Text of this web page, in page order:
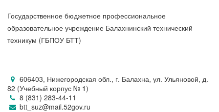
Государственное бюджетное профессиональное
образовательное учреждение Балахнинский технический
техникум (ГБПОУ БТТ)
606403, Нижегородская обл., г. Балахна, ул. Ульяновой, д.
82 (Учебный корпус № 1)
8 (831) 283-44-11
btt_suz@mail.52gov.ru